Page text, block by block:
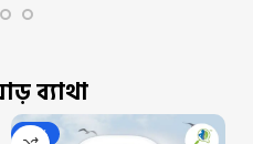
ব্যাথা
-10%